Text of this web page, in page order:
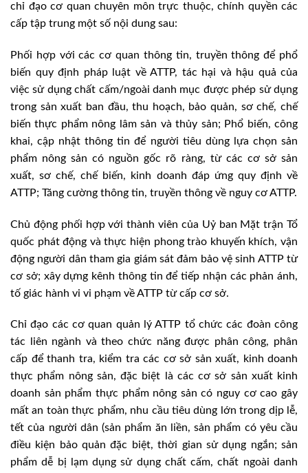
chỉ đạo cơ quan chuyên môn trực thuộc, chính quyền các
cấp tập trung một số nội dung sau:
Phối hợp với các cơ quan thông tin, truyền thông để phổ
biến quy định pháp luật về ATTP, tác hại và hậu quả của
việc sử dụng chất cấm/ngoài danh mục được phép sử dụng
trong sản xuất ban đầu, thu hoạch, bảo quản, sơ chế, chế
biến thực phẩm nông lâm sản và thủy sản; Phổ biến, công
khai, cập nhật thông tin để người tiêu dùng lựa chọn sản
phẩm nông sản có nguồn gốc rõ ràng, từ các cơ sở sản
xuất, sơ chế, chế biến, kinh doanh đáp ứng quy định về
ATTP; Tăng cường thông tin, truyền thông về nguy cơ ATTP.
Chủ động phối hợp với thành viên của Uỷ ban Mặt trận Tổ
quốc phát động và thực hiện phong trào khuyến khích, vận
động người dân tham gia giám sát đảm bảo vệ sinh ATTP từ
cơ sở; xây dựng kênh thông tin để tiếp nhận các phản ánh,
tố giác hành vi vi phạm về ATTP từ cấp cơ sở.
Chỉ đạo các cơ quan quản lý ATTP tổ chức các đoàn công
tác liên ngành và theo chức năng được phân công, phân
cấp để thanh tra, kiểm tra các cơ sở sản xuất, kinh doanh
thực phẩm nông sản, đặc biệt là các cơ sở sản xuất kinh
doanh sản phẩm thực phẩm nông sản có nguy cơ cao gây
mất an toàn thực phẩm, nhu cầu tiêu dùng lớn trong dịp lễ,
tết của người dân (sản phẩm ăn liền, sản phẩm có yêu cầu
điều kiện bảo quản đặc biệt, thời gian sử dụng ngắn; sản
phẩm dễ bị lạm dụng sử dụng chất cấm, chất ngoài danh